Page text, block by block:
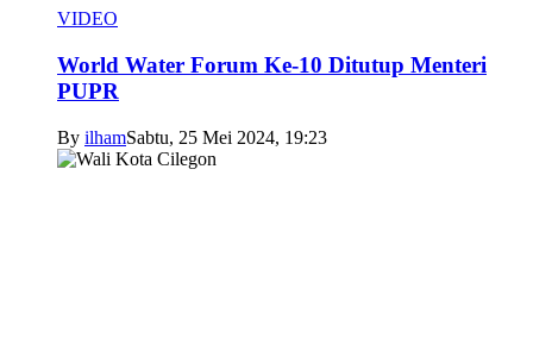
VIDEO
World Water Forum Ke-10 Ditutup Menteri
PUPR
By ilhamSabtu, 25 Mei 2024, 19:23